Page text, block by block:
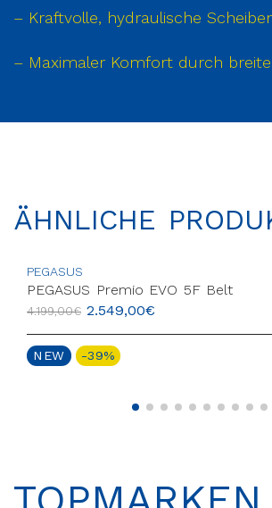
– Kraftvolle, hydraulische
– Maximaler Komfort durch breite
ÄHNLICHE
PEGASUS
PEGASUS Premio EVO 5F Belt
4.199,00€ 2.549,00€
NEW -39%